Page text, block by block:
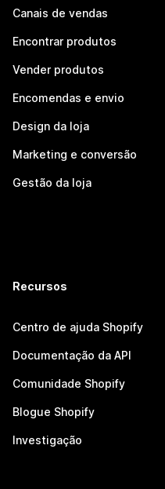
Canais de vendas
Encontrar produtos
Vender produtos
Encomendas e envio
Design da loja
Marketing e conversão
Gestão da loja
Recursos
Centro de ajuda Shopify
Documentação da API
Comunidade Shopify
Blogue Shopify
Investigação